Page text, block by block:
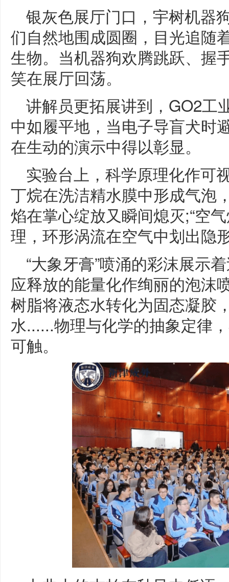
银灰色展厅门口，宇树机器
们自然地围成圆圈，目光追随
生物。当机器狗欢腾跳跃、握
笑在展厅回荡。
讲解员更拓展讲到，GO2工
中如履平地，当电子导盲犬
在生动的演示中得以彰显。
实验台上，科学原理化作可
丁烷在洗洁精水膜中形成气泡
焰在掌心绽放又瞬间熄灭;“空
理，环形涡流在空气中划出隐
“大象牙膏”喷涌的彩沫展示
应释放的能量化作绚丽的泡沫
树脂将液态水转化为固态凝胶
水......物理与化学的抽象定律
可触。